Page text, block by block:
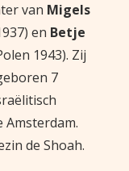
van Migels
en Betje
1943). Zij
7
Amsterdam.
de Shoah.